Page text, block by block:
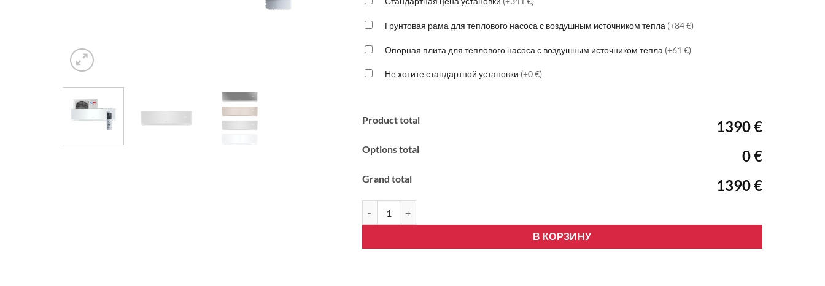
Грунтовая рама для теплового насоса с воздушным источником тепла (+84 €)
Опорная плита для теплового насоса с воздушным источником тепла (+61 €)
Не хотите стандартной установки (+0 €)
Product total 1390 €
Options total 0 €
Grand total 1390 €
В КОРЗИНУ